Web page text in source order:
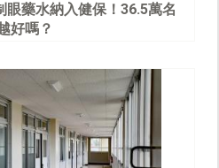
眼藥水納入健保！36.5萬名
好嗎？